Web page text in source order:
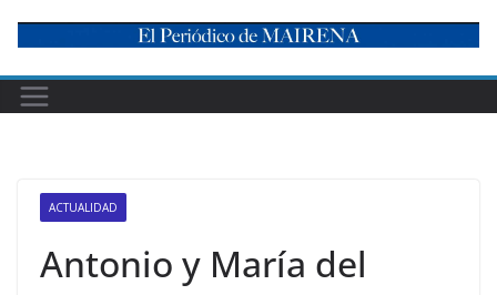
content
ACTUALIDAD
Antonio y María del